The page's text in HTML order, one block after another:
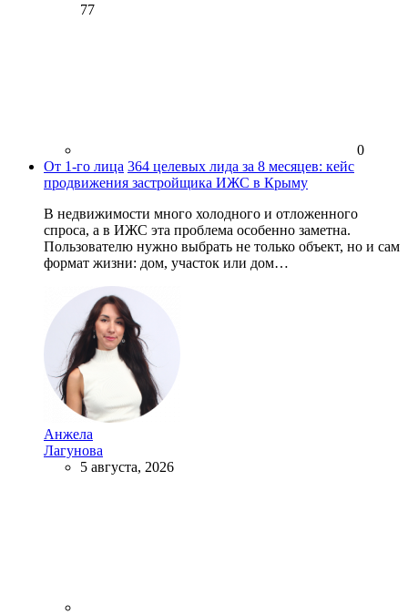
77
0
От 1-го лица 364 целевых лида за 8 месяцев: кейс
продвижения застройщика ИЖС в Крыму
В недвижимости много холодного и отложенного
спроса, а в ИЖС эта проблема особенно заметна.
Пользователю нужно выбрать не только объект, но и сам
формат жизни: дом, участок или дом…
Анжела
Лагунова
5 августа, 2026